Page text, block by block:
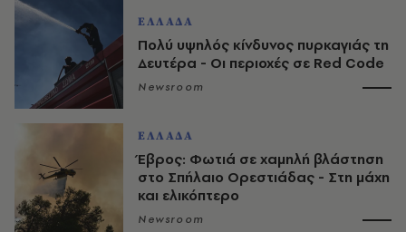
ΕΛΛΑΔΑ
Πολύ υψηλός κίνδυνος πυρκαγιάς τη
Δευτέρα - Οι περιοχές σε Red Code
Newsroom
ΕΛΛΑΔΑ
Έβρος: Φωτιά σε χαμηλή βλάστηση
στο Σπήλαιο Ορεστιάδας - Στη μάχη
και ελικόπτερο
Newsroom